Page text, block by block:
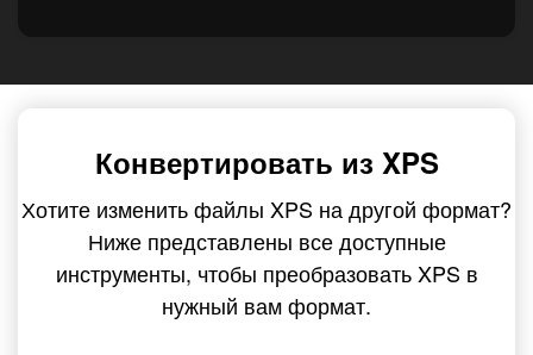
Конвертировать из XPS
Хотите изменить файлы XPS на другой формат?
Ниже представлены все доступные
инструменты, чтобы преобразовать XPS в
нужный вам формат.